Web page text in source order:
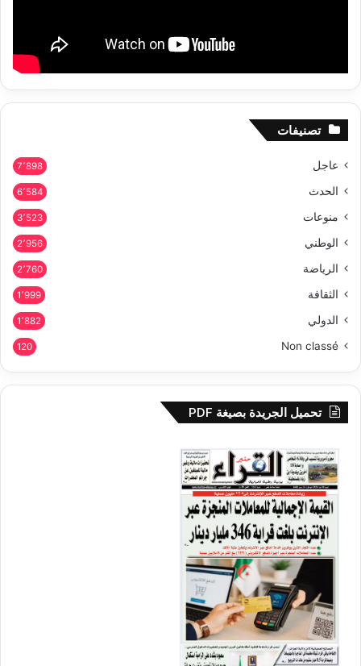
تصنيفات
عاجل 7٬898
الحدث 6٬584
منوعات 3٬523
الوطني 2٬956
الرياضة 2٬760
الثقافة 1٬999
الدولي 1٬882
Non classé
120
تحميل الجريدة بصيغة PDF